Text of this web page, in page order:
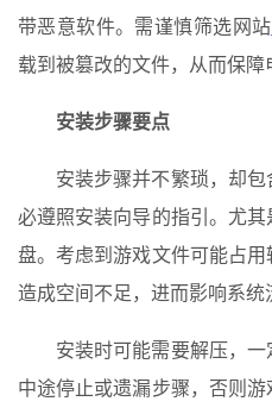
带恶意软件。需谨慎筛选网站
载到被篡改的文件，从而保障
安装步骤要点
安装步骤并不繁琐，却
必遵照安装向导的指引。尤
盘。考虑到游戏文件可能占
造成空间不足，进而影响系统
安装时可能需要解压，
中途停止或遗漏步骤，否则